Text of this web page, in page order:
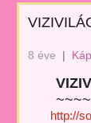
8 éve |
http://